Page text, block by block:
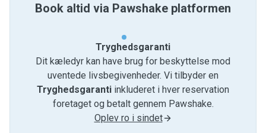
Book altid via Pawshake platformen
Tryghedsgaranti
Dit kæledyr kan have brug for beskyttelse mod
uventede livsbegivenheder. Vi tilbyder en
Tryghedsgaranti inkluderet i hver reservation
foretaget og betalt gennem Pawshake.
Oplev ro i sindet